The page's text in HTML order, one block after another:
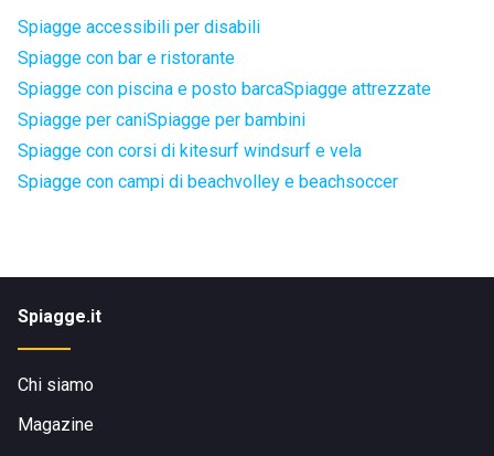
Spiagge accessibili per disabili
Spiagge con bar e ristorante
Spiagge con piscina e posto barcaSpiagge attrezzate
Spiagge per caniSpiagge per bambini
Spiagge con corsi di kitesurf windsurf e vela
Spiagge con campi di beachvolley e beachsoccer
Spiagge.it
Chi siamo
Magazine